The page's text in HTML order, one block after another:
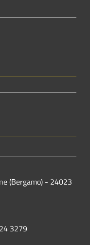
(Bergamo) - 24023
3279